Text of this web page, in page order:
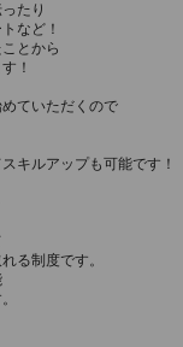
たり
など！
とから
！
ていただくので
キルアップも可能です！
る制度です。